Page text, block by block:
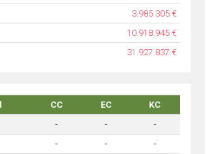
3.985.305 €
10.918.945 €
31.927.837 €
CC EC
KC
- -
-
- -
-